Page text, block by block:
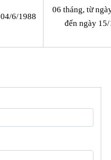
04/6/1988
06 tháng, từ
đến ngày